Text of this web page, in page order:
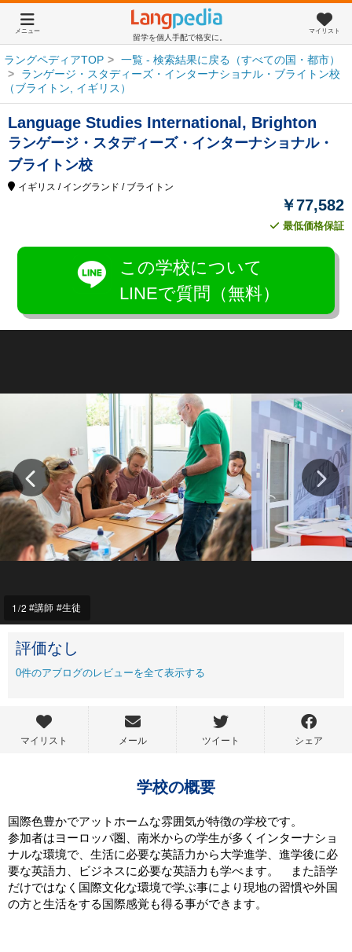
留学を個人手配で格安に。
メニュー マイリスト
ラングペディアTOP
一覧 - 検索結果に戻る（すべての国・都市）
ランゲージ・スタディーズ・インターナショナル・ブライトン校
（ブライトン, イギリス）
Language Studies International, Brighton
ランゲージ・スタディーズ・インターナショナル・
ブライトン校
イギリス / イングランド / ブライトン
￥77,582
最低価格保証
この学校について
LINEで質問（無料）
1/2 講師 生徒
評価なし
0件のアブログのレビューを全て表示する
マイリスト メール ツイート シェア
学校の概要
国際色豊かでアットホームな雰囲気が特徴の学校です。
参加者はヨーロッパ圏、南米からの学生が多くインターナショ
ナルな環境で、生活に必要な英語力から大学進学、進学後に必
要な英語力、ビジネスに必要な英語力も学べます。 また語学
だけではなく国際文化な環境で学ぶ事により現地の習慣や外国
の方と生活をする国際感覚も得る事ができます。